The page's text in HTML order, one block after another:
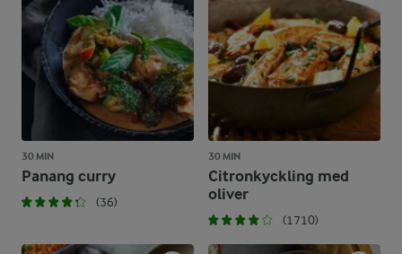
30 MIN
Panang curry
(36)
30 MIN
Citronkyckling med
oliver
(1710)